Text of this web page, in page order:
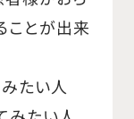
ことが出来
たい人